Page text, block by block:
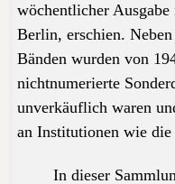
wöchentlicher
Berlin, erschien.
Bänden wurden von
nichtnumerierte
unverkäuflich waren
an Institutionen wie
In dieser